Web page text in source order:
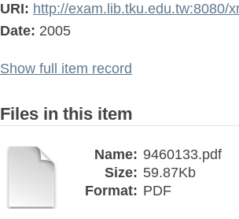
URI: http://exam.lib.tku.edu.tw:8080/
Date: 2005
Show full item record
Files in this item
Name: 9460133.pdf
Size: 59.87Kb
Format: PDF